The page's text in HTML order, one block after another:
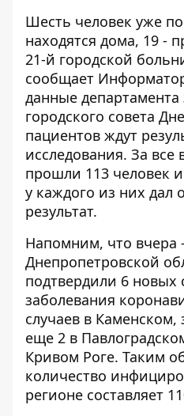
Шесть человек уже
находятся дома, 19 -
21-й городской
сообщает
данные
городского совета
пациентов ждут
исследования. За все
прошли 113 человек
у каждого из них дал
результат.
Напомним, что вчера
Днепропетровской
подтвердили 6 новых
заболевания
случаев в Каменском,
еще 2 в
Кривом Роге. Таким
количество
регионе составляет